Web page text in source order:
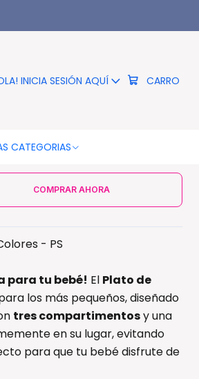
INICIA SESIÓN AQUÍ CARRO
CATEGORIAS
Ventosa y 3
- PS
Amarillo
COMPRAR AHORA
- PS
para tu bebé! El Plato de
los más pequeños, diseñado
tres compartimentosy una
en su lugar, evitando
para que tu bebé disfrute de